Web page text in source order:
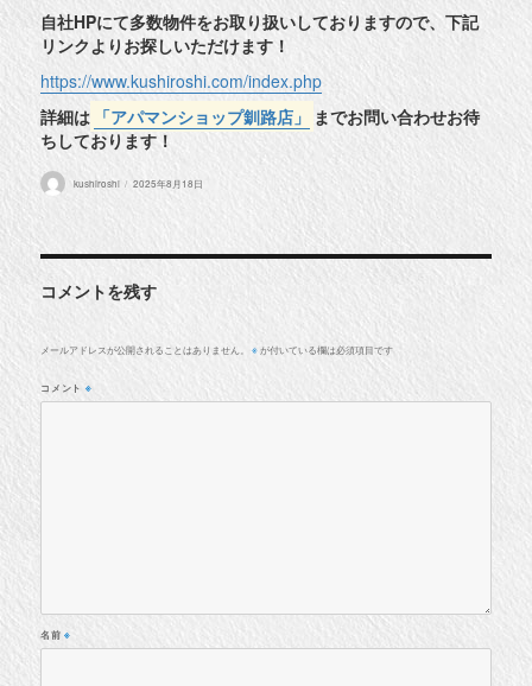
自社HPにて多数物件をお取り扱いしておりますので、下記
リンクよりお探しいただけます！
https://www.kushiroshi.com/index.php
詳細は 「アパマンショップ釧路店」 までお問い合わせお待
ちしております！
投
kushiroshi
投
稿
2025年8月18日
コメントを残す
メールアドレスが公開されることはありません。 ※ が付いている欄は必須項目です
コメント ※
名前※